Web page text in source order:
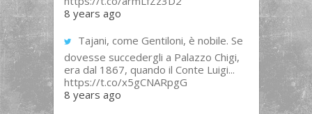
8 years ago
Tajani, come Gentiloni, è nobile. Se
dovesse succedergli a Palazzo Chigi,
era dal 1867, quando il Conte Luigi...
https://t.co/x5gCNARpgG
8 years ago